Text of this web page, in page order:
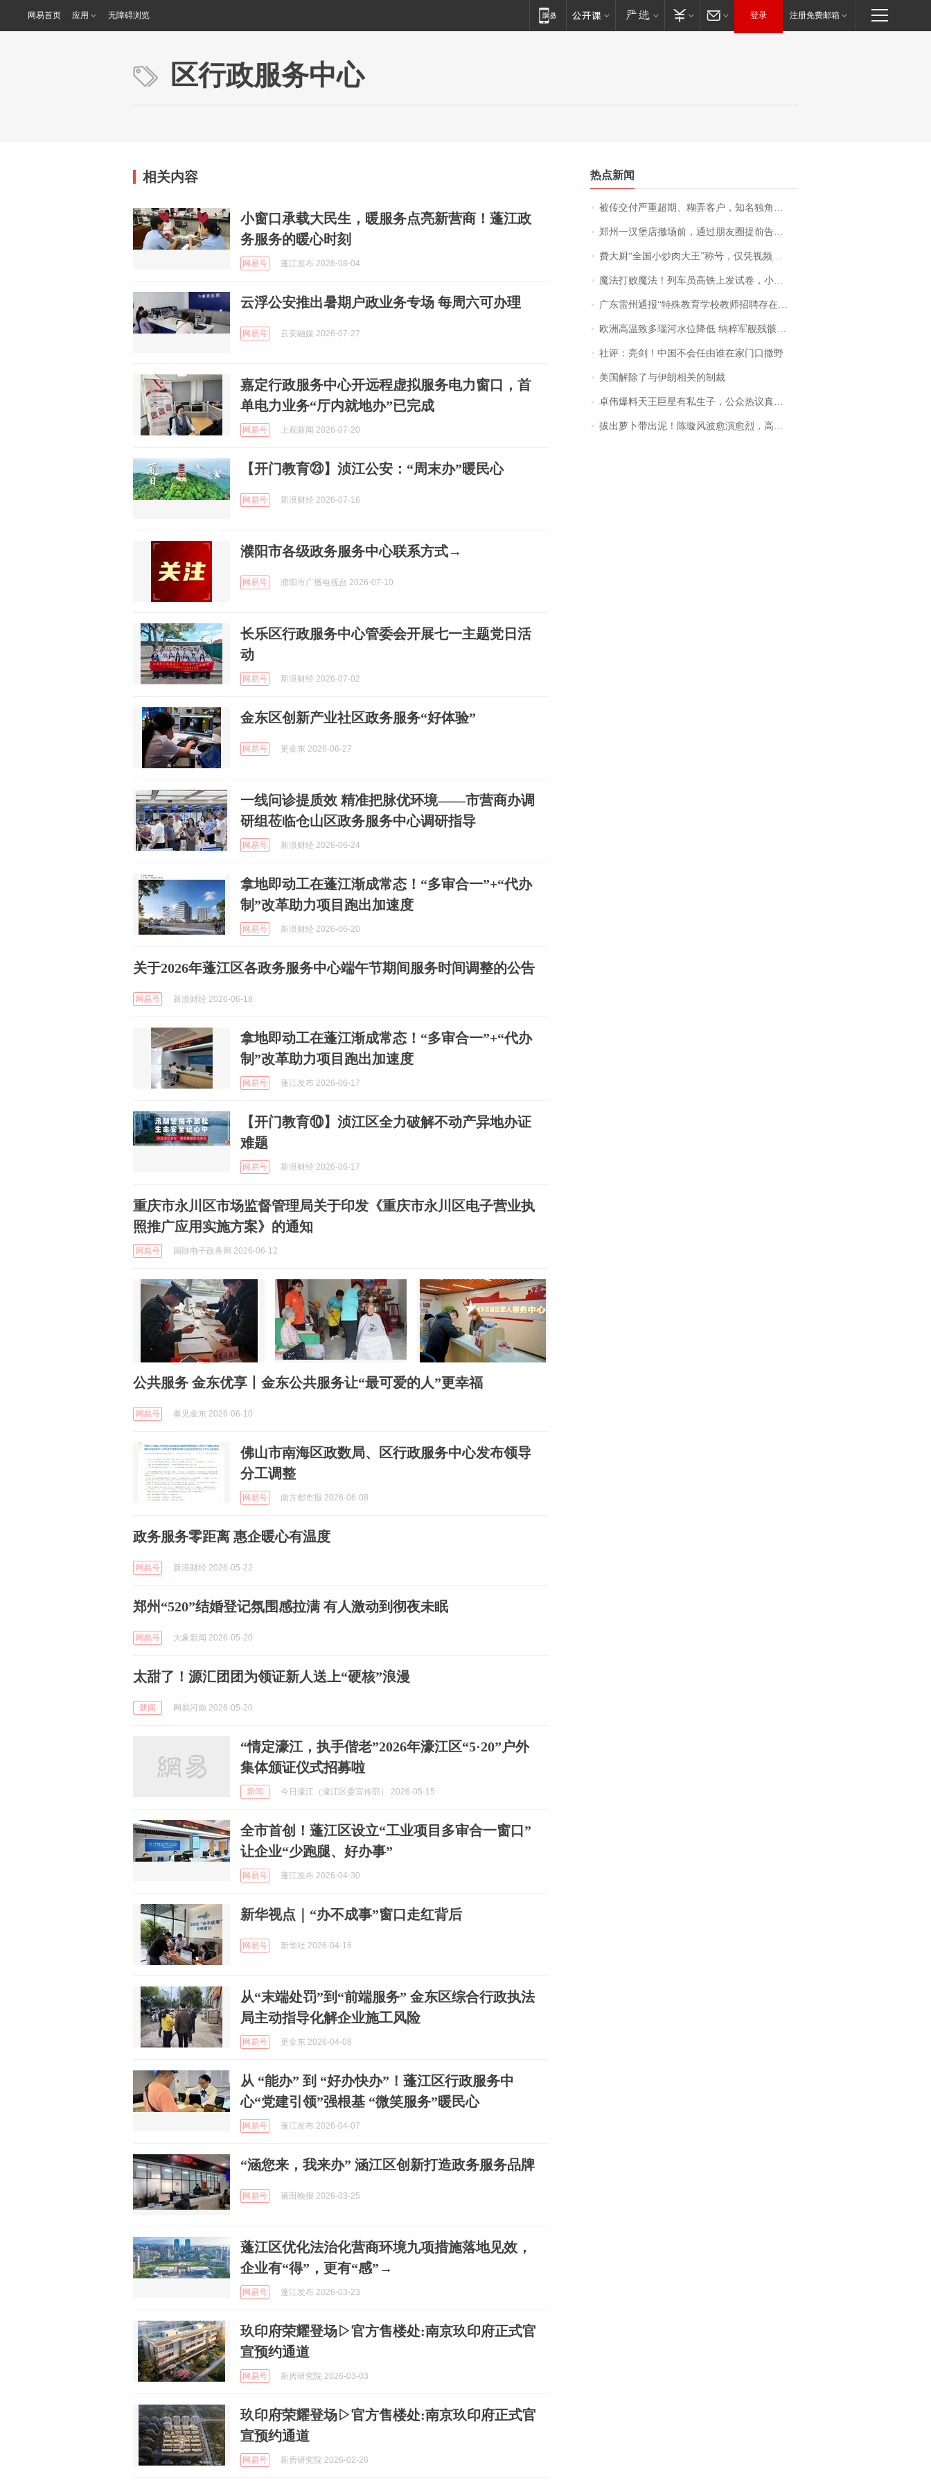
网易首页 应用 无障碍浏览 登录 注册免费邮箱
区行政服务中心
相关内容
小窗口承载大民生，暖服务点亮新营商！蓬江政
务服务的暖心时刻
网易号 蓬江发布 2026-08-04
云浮公安推出暑期户政业务专场 每周六可办理
网易号 云安融媒 2026-07-27
嘉定行政服务中心开远程虚拟服务电力窗口，首
单电力业务“厅内就地办”已完成
网易号 上观新闻 2026-07-20
【开门教育㉓】浈江公安：“周末办”暖民心
网易号 新浪财经 2026-07-16
濮阳市各级政务服务中心联系方式→
网易号 濮阳市广播电视台 2026-07-10
长乐区行政服务中心管委会开展七一主题党日活
动
网易号 新浪财经 2026-07-02
金东区创新产业社区政务服务“好体验”
网易号 更金东 2026-06-27
一线问诊提质效 精准把脉优环境——市营商办调
研组莅临仓山区政务服务中心调研指导
网易号 新浪财经 2026-06-24
拿地即动工在蓬江渐成常态！“多审合一”+“代办
制”改革助力项目跑出加速度
网易号 新浪财经 2026-06-20
关于2026年蓬江区各政务服务中心端午节期间服务时间调整的公告
网易号 新浪财经 2026-06-18
拿地即动工在蓬江渐成常态！“多审合一”+“代办
制”改革助力项目跑出加速度
网易号 蓬江发布 2026-06-17
【开门教育⑩】浈江区全力破解不动产异地办证
难题
网易号 新浪财经 2026-06-17
重庆市永川区市场监督管理局关于印发《重庆市永川区电子营业执
照推广应用实施方案》的通知
网易号 国脉电子政务网 2026-06-12
公共服务 金东优享丨金东公共服务让“最可爱的人”更幸福
网易号 看见金东 2026-06-10
佛山市南海区政数局、区行政服务中心发布领导
分工调整
网易号 南方都市报 2026-06-08
政务服务零距离 惠企暖心有温度
网易号 新浪财经 2026-05-22
郑州“520”结婚登记氛围感拉满 有人激动到彻夜未眠
网易号 大象新闻 2026-05-20
太甜了！源汇团团为领证新人送上“硬核”浪漫
新闻 网易河南 2026-05-20
“情定濠江，执手偕老”2026年濠江区“5·20”户外
集体颁证仪式招募啦
新闻 今日濠江（濠江区委宣传部） 2026-05-15
全市首创！蓬江区设立“工业项目多审合一窗口”
让企业“少跑腿、好办事”
网易号 蓬江发布 2026-04-30
新华视点｜“办不成事”窗口走红背后
网易号 新华社 2026-04-16
从“末端处罚”到“前端服务” 金东区综合行政执法
局主动指导化解企业施工风险
网易号 更金东 2026-04-08
从 “能办” 到 “好办快办”！蓬江区行政服务中
心“党建引领”强根基 “微笑服务”暖民心
网易号 蓬江发布 2026-04-07
“涵您来，我来办” 涵江区创新打造政务服务品牌
网易号 莆田晚报 2026-03-25
蓬江区优化法治化营商环境九项措施落地见效，
企业有“得”，更有“感”→
网易号 蓬江发布 2026-03-23
玖印府荣耀登场▷官方售楼处:南京玖印府正式官
宣预约通道
网易号 新房研究院 2026-03-03
玖印府荣耀登场▷官方售楼处:南京玖印府正式官
宣预约通道
网易号 新房研究院 2026-02-26
热点新闻
被传交付严重超期、糊弄客户，知名独角兽车企创始人回应：都没证据，将依法采取措施，“本人长期与美国交管局保持沟通，对方表示肯定”
郑州一汉堡店撤场前，通过朋友圈提前告知逐一退费，有顾客仅剩1元也全被退回，分文不少；顾客：言而有信，让人感动
费大厨“全国小炒肉大王”称号，仅凭视频评出？中国烹饪协会回应
魔法打败魔法！列车员高铁上发试卷，小朋友一秒静音，12306回应：列车员个人行为，不是铁路规定
广东雷州通报“特殊教育学校教师招聘存在违规行为”：已启动问责程序 副校长被停职
欧洲高温致多瑙河水位降低 纳粹军舰残骸重见天日
社评：亮剑！中国不会任由谁在家门口撒野
美国解除了与伊朗相关的制裁
卓伟爆料天王巨星有私生子，公众热议真假难辨，实锤何时到来？
拔出萝卜带出泥！陈璇风波愈演愈烈，高晓松、张铁林也被“揪出”